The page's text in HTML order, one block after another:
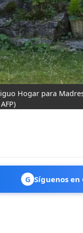
Hogar para
G Síguenos en